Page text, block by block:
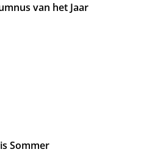
van het Jaar
Sommer